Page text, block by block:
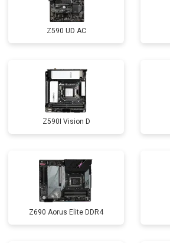
Z590 UD AC
Z590I Vision D
Z690 Aorus Elite DDR4